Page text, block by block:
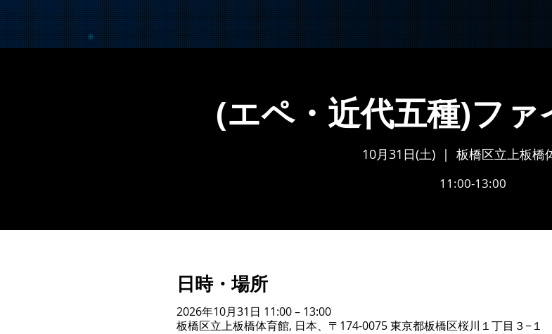
(エペ・近代五種)フ
10月31日(土)
  |
板橋区立上板橋
11:00-13:00
日時・場所
2026年10月31日 11:00 – 13:00
板橋区立上板橋体育館, 日本、〒174-0075 東京都板橋区桜川１丁目３−１